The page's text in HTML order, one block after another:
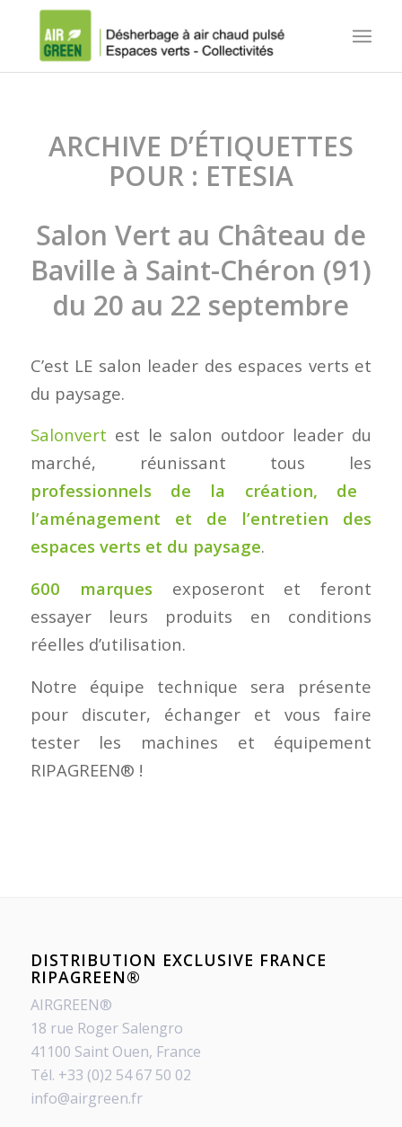
ARCHIVE D’ÉTIQUETTES
POUR : ETESIA
Salon Vert au Château de
Baville à Saint-Chéron (91)
du 20 au 22 septembre
C’est LE salon leader des espaces verts et
du paysage.
Salonvert est le salon outdoor leader du
marché, réunissant tous les
professionnels de la création, de
l’aménagement et de l’entretien des
espaces verts et du paysage.
600 marques exposeront et feront
essayer leurs produits en conditions
réelles d’utilisation.
Notre équipe technique sera présente
pour discuter, échanger et vous faire
tester les machines et équipement
RIPAGREEN® !
DISTRIBUTION EXCLUSIVE FRANCE
RIPAGREEN®
AIRGREEN®
18 rue Roger Salengro
41100 Saint Ouen, France
Tél. +33 (0)2 54 67 50 02
info@airgreen.fr